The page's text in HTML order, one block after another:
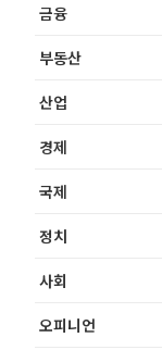
금융
부동산
산업
경제
국제
정치
사회
오피니언